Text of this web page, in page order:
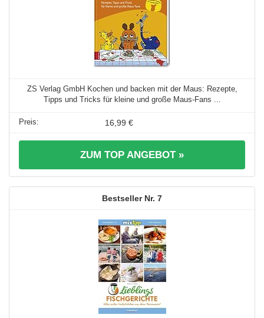
ZS Verlag GmbH Kochen und backen mit der Maus: Rezepte,
Tipps und Tricks für kleine und große Maus-Fans ...
16,99 €
ZUM TOP ANGEBOT »
7